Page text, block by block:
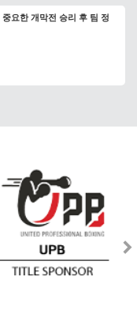
요한 개막전 승리 후 팀 정